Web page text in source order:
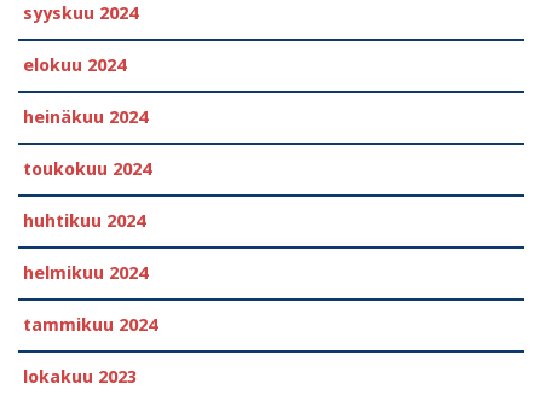
syyskuu 2024
elokuu 2024
heinäkuu 2024
toukokuu 2024
huhtikuu 2024
helmikuu 2024
tammikuu 2024
lokakuu 2023